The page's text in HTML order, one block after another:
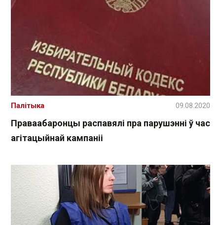
Праваабаронцы распавялі пра парушэнні ў час
агітацыйнай кампаніі
Палітыка 09.08.2020